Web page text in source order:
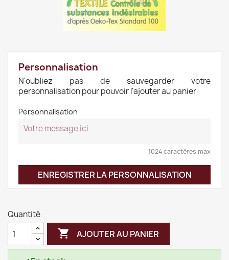
Personnalisation
N'oubliez pas de sauvegarder votre
personnalisation pour pouvoir l'ajouter au panier
Personnalisation
1024 caractères max
ENREGISTRER LA PERSONNALISATION
Quantité
 AJOUTER AU PANIER